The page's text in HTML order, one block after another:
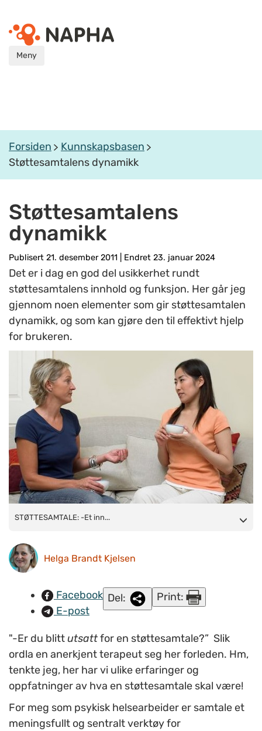
Meny
Forsiden
Kunnskapsbasen
Støttesamtalens dynamikk
Støttesamtalens
dynamikk
Publisert 21. desember 2011 Endret 23. januar 2024
Det er i dag en god del usikkerhet rundt
støttesamtalens innhold og funksjon. Her går jeg
gjennom noen elementer som gir støttesamtalen
dynamikk, og som kan gjøre den til effektivt hjelp
for brukeren.
STØTTESAMTALE: -Et innspill kan også være et åpent
STØTTESAMTALE: -Et inn...
Helga Brandt Kjelsen
Facebook
E-post
Del: Print:
"-Er du blittutsattfor en støttesamtale?” Slik
ordla en anerkjent terapeut seg her forleden. Hm,
tenkte jeg, her har vi ulike erfaringer og
oppfatninger av hva en støttesamtale skal være!
For meg som psykisk helsearbeider er samtale et
meningsfullt og sentralt verktøy for